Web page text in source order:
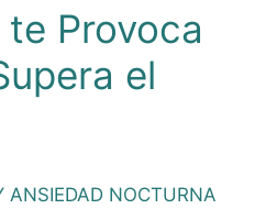
Provoca
el
ANSIEDAD NOCTURNA